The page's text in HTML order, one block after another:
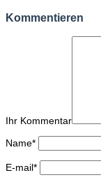
Kommentieren
Ihr Kommentar
Name*
E-mail*